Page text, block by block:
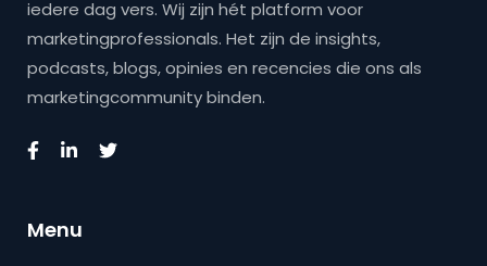
iedere dag vers. Wij zijn hét platform voor
marketingprofessionals. Het zijn de insights,
podcasts, blogs, opinies en recencies die ons als
marketingcommunity binden.
Menu